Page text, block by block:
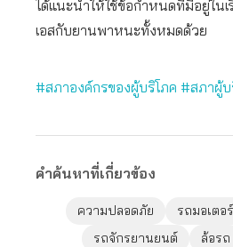
ได้แนะนำให้ใช้ข้อกำหนดที่มีอยู่ในเ
เอสกับยานพาหนะทั้งหมดด้วย
#สภาองค์กรของผู้บริโภค #สภาผู้บ
คำค้นหาที่เกี่ยวข้อง
ความปลอดภัย รถมอเตอ
รถจักรยานยนต์
ล้อรถ